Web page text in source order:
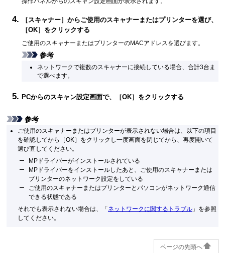
［スキャナー］からご使用のスキャナーまたはプリンターを選び、
［OK］をクリックする
ご使用のスキャナー またはプリンターのMACアドレスを選びます。
参考
ネットワークで複数のスキャナーに接続している場合、合計3台ま
で選べます。
PCからのスキャン設定画面で、［OK］をクリックする
参考
ご使用のスキャナー またはプリンターが表示されない場合は、以下の項目
を確認してから［OK］をクリックし一度画面を閉じてから、再度開いて
選び直してください。
MPドライバーがインストールされている
MPドライバーをインストールしたあと、ご使用のスキャナー または
プリンターのネットワーク設定をしている
ご使用のスキャナー またはプリンター とパソコンがネットワーク通信
できる状態である
それでも表示されない場合は、「 ネットワークに関するトラブル 」を参照
してください。
ページの先頭へ